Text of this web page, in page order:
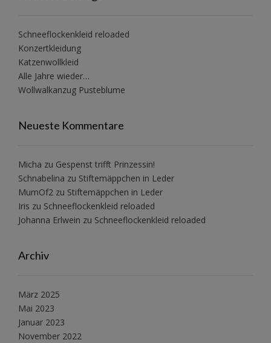
Schneeflockenkleid reloaded
Konzertkleidung
Katzenwollkleid
Alle Jahre wieder…
Wollwalkanzug Pusteblume
Neueste Kommentare
Micha zu Gespenst trifft Prinzessin!
Schnabelina zu Stiftemäppchen in Leder
MumOf2 zu Stiftemäppchen in Leder
Iris zu Schneeflockenkleid reloaded
Johanna Erlwein zu Schneeflockenkleid reloaded
Archiv
März 2025
Mai 2023
Januar 2023
November 2022